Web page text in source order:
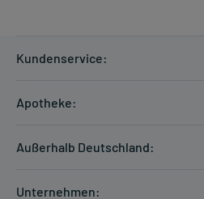
Kundenservice:
Hilfe
Apotheke:
Außerhalb Deutschland:
Unternehmen: